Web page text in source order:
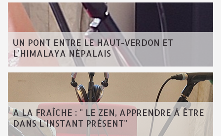
UN PONT ENTRE LE HAUT-VERDON ET
L'HIMALAYA NÉPALAIS
A LA FRAÎCHE : " LE ZEN, APPRENDRE À ÊTRE
DANS L'INSTANT PRÉSENT"